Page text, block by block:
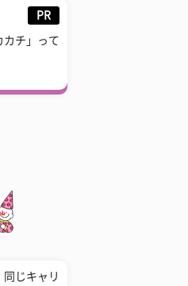
PR
カチ」って
同じキャリ